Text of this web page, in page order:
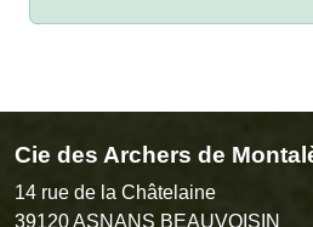
Cie des Archers de
14 rue de la Châtelaine
39120ASNANS BEAUVOISIN